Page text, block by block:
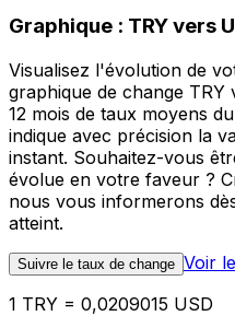
Graphique : TRY vers
Visualisez l'évolution de
graphique de change TRY
12 mois de taux moyens
indique avec précision la
instant. Souhaitez-vous
évolue en votre faveur ?
nous vous informerons
atteint.
Suivre le taux de change Voir
1 TRY = 0,0209015 USD